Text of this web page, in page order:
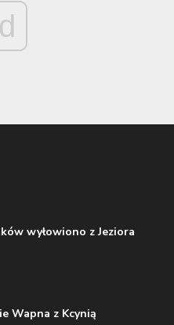
wyłowiono z Jeziora
Wapna z Kcynią